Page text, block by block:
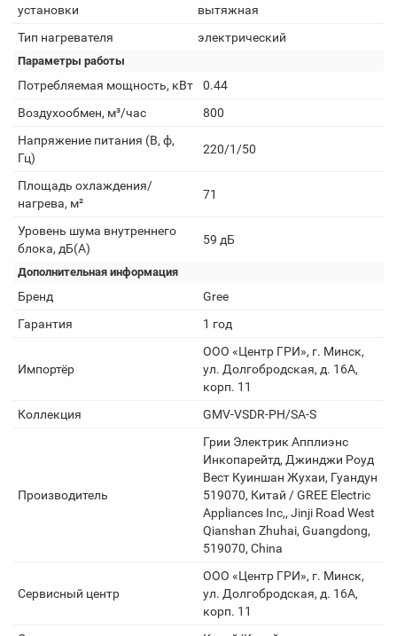
установки
вытяжная
Тип нагревателя
электрический
Параметры работы
Потребляемая мощность, кВт
0.44
Воздухообмен, м³/час
800
Напряжение питания (В, ф,
Гц)
220/1/50
Площадь охлаждения/
нагрева, м²
71
Уровень шума внутреннего
блока, дБ(А)
59 дБ
Дополнительная информация
Бренд
Gree
Гарантия
1 год
Импортёр
ООО «Центр ГРИ», г. Минск,
ул. Долгобродская, д. 16А,
корп. 11
Коллекция
GMV-VSDR-PH/SA-S
Производитель
Грии Электрик Апплиэнс
Инкопарейтд, Джинджи Роуд
Вест Куиншан Жухаи, Гуандун
519070, Китай / GREE Electric
Appliances Inc,, Jinji Road West
Qianshan Zhuhai, Guangdong,
519070, China
Сервисный центр
ООО «Центр ГРИ», г. Минск,
ул. Долгобродская, д. 16А,
корп. 11